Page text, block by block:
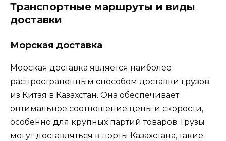
Транспортные маршруты и виды
доставки
Морская доставка
Морская доставка является наиболее
распространенным способом доставки грузов
из Китая в Казахстан. Она обеспечивает
оптимальное соотношение цены и скорости,
особенно для крупных партий товаров. Грузы
могут доставляться в порты Казахстана, такие